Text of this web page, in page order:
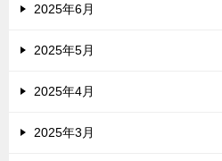
2025年6月
2025年5月
2025年4月
2025年3月